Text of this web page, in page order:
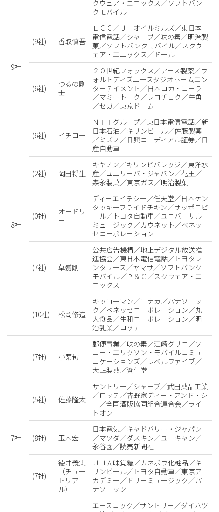
クウェア・エニックス／ソフトバン
クモバイル
9社
(9社) 香取慎吾
ＥＣＣ／Ｊ‐オイルミルズ／東日本
電信電話／シャープ／味の素／明治製
菓／ソフトバンクモバイル／スクウ
ェア・エニックス／ドール
(6社)
つるの剛
士
２０世紀フォックス／アース製薬／ウ
ォルトディズニースタジオホームエン
ターテイメント／日本コカ・コーラ
／マミートーク／レコチョク／牛角
／セガ／東京ドーム
8社
(6社) イチロー
ＮＴＴグループ／東日本電信電話／新
日本石油／キリンビール／佐藤製薬
／ミズノ／日興コーディアル証券／日
産自動車
(2社) 岡田将生
キヤノン／キリンビバレッジ／東洋水
産／ユニリーバ・ジャパン／花王／
森永製菓／東京ガス／明治製菓
(0社)
オードリ
ー
ディーエイチシー／任天堂／日本ケン
タッキーフライドチキン／サッポロビ
ール／トヨタ自動車／ユニバーサル
ミュージック／カウネット／ベネッ
セコーポレーション
(7社) 草彅剛
公共広告機構／地上デジタル放送推
進協会／東日本電信電話／トヨタレ
ンタリース／ヤマサ／ソフトバンク
モバイル／Ｐ＆Ｇ／スクウェア・エ
ニックス
(10社) 松岡修造
キッコーマン／コナカ／パナソニッ
ク／ベネッセコーポレーション／丸
大食品／生和コーポレーション／明
治乳業／ロッテ
7社
(7社) 小栗旬
郵便事業／味の素／江崎グリコ／ソ
ニー・エリクソン・モバイルコミュ
ニケーションズ／レベルファイブ／
大正製薬／資生堂
(5社) 佐藤隆太
サントリー／シャープ／武田薬品工業
／ロッテ／吉野家ディー・アンド・シ
ー／全国酒販協同組合連合会／ライ
トオン
(8社) 玉木宏
日本電気／キャドバリー・ジャパン
／マツダ／ダスキン／ユーキャン／
永谷園／読売新聞社
(7社)
徳井義実
（チュー
トリア
ル）
ＵＨＡ味覚糖／カネボウ化粧品／キ
リンビール／トヨタ自動車／東京ア
カデミー／ドリーミュージック／パ
ナソニック
エースコック／サントリー／ダイハツ